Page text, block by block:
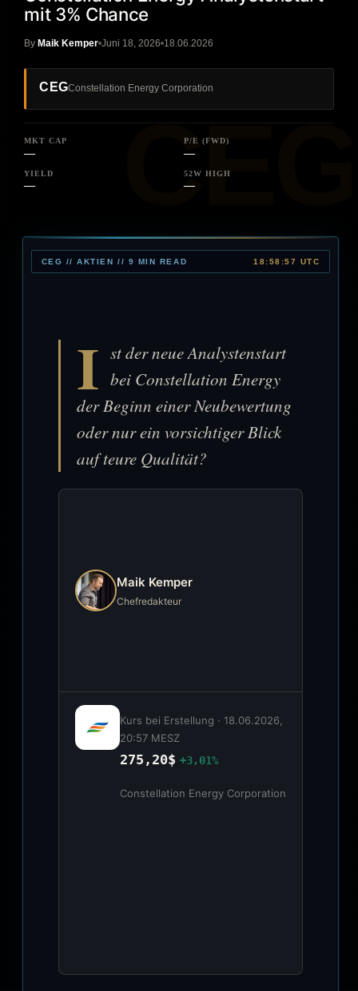
mit 3% Chance
By Maik Kemper Juni 18, 2026 18.06.2026
CEGConstellation Energy Corporation
MKT CAP
—
P/E (FWD)
—
YIELD
—
52W HIGH
—
CEG // AKTIEN // 9 MIN READ 18:58:57 UTC
I st der neue Analystenstart
bei Constellation Energy
der Beginn einer Neubewertung
oder nur ein vorsichtiger Blick
auf teure Qualität?
Maik Kemper
Chefredakteur
Kurs bei Erstellung · 18.06.2026,
20:57 MESZ
275,20$ +3,01%
Constellation Energy Corporation